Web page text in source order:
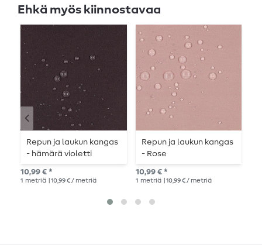
Ehkä myös kiinnostavaa
Repun ja laukun kangas
- hämärä violetti
10,99 € *
1 metriä | 10,99 € / metriä
Repun ja laukun kangas
- Rose
10,99 € *
1 metriä | 10,99 € / metriä